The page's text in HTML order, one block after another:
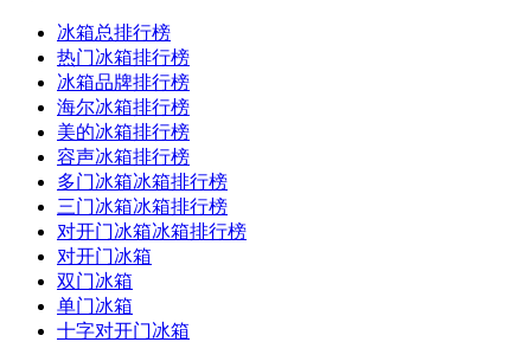
冰箱总排行榜
热门冰箱排行榜
冰箱品牌排行榜
海尔冰箱排行榜
美的冰箱排行榜
容声冰箱排行榜
多门冰箱冰箱排行榜
三门冰箱冰箱排行榜
对开门冰箱冰箱排行榜
对开门冰箱
双门冰箱
单门冰箱
十字对开门冰箱